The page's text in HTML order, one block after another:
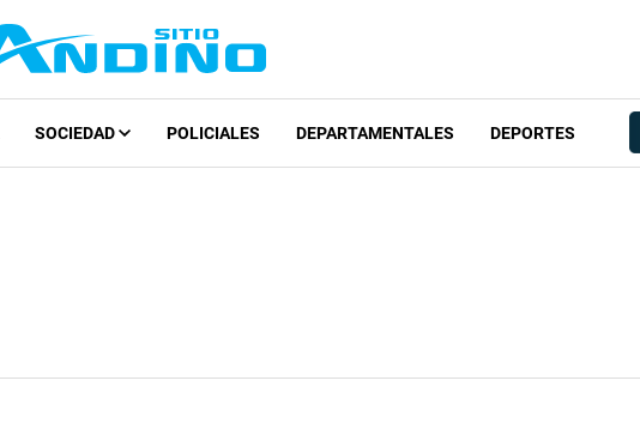
SOCIEDAD POLICIALES DEPARTAMENTALES DEPORTES